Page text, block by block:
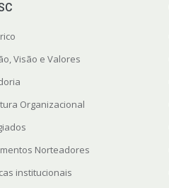
Visão e Valores
Organizacional
Norteadores
institucionais